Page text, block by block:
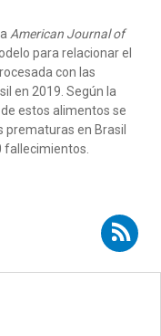
American Journal of
para relacionar el
con las
en 2019. Según la
estos alimentos se
prematuras en Brasil
fallecimientos.
Romero Ferreiro